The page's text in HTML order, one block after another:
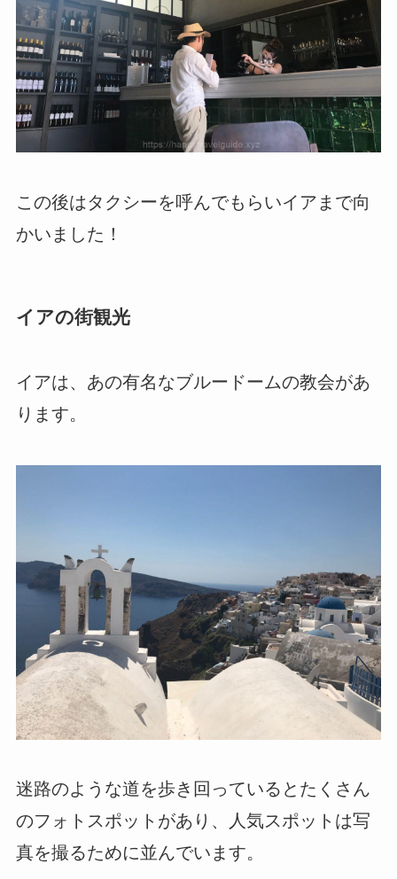
この後はタクシーを呼んでもらいイアまで向
かいました！
イアの街観光
イアは、あの有名なブルードームの教会があ
ります。
迷路のような道を歩き回っているとたくさん
のフォトスポットがあり、人気スポットは写
真を撮るために並んでいます。